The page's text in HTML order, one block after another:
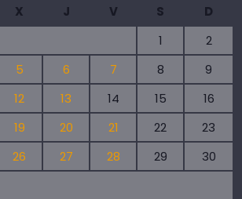
X J V S
D
1
2
5 6 7 8
9
12 13 14 15
16
19 20 21 22
23
26 27 28 29
30